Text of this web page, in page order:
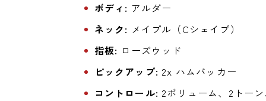
ボディ: アルダー
ネック: メイプル（Cシェイプ）
指板: ローズウッド
ピックアップ: 2x ハムバッカー
コントロール: 2ボリューム、2トー